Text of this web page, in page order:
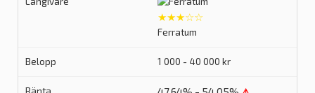
★★★☆☆
Ferratum
1 000 - 40 000 kr